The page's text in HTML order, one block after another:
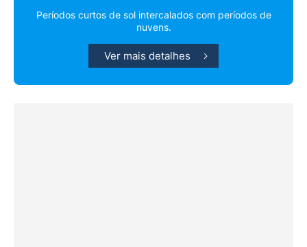
Períodos curtos de sol intercalados com períodos de
nuvens.
Ver mais detalhes